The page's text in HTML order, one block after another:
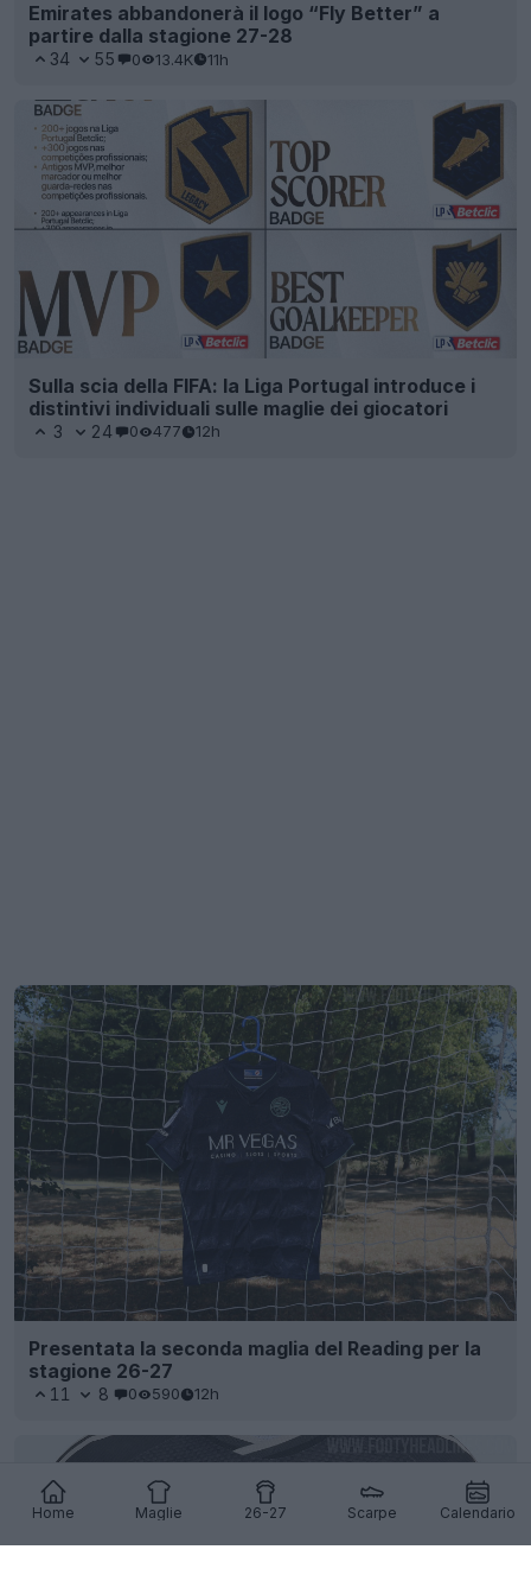
Home Maglie 26-27 Scarpe Calendario
Emirates abbandonerà il logo “Fly Better” a
partire dalla stagione 27-28
34 55 0 13.4K 11h
Sulla scia della FIFA: la Liga Portugal introduce i
distintivi individuali sulle maglie dei giocatori
3 24 0 477 12h
Presentata la seconda maglia del Reading per la
stagione 26-27
11 8 0 590 12h